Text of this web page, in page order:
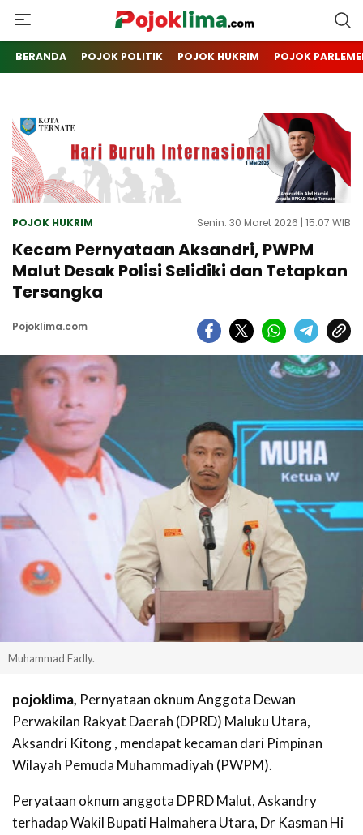
pojoklima.com
Mojokin
BERANDA POJOK POLITIK POJOK HUKRIM POJOK
POJOK HUKRIM Senin. 30 Maret 2026 | 15:07 WIB
Kecam Pernyataan Aksandri, PWPM
Malut Desak Polisi Selidiki dan Tetapkan
Tersangka
Pojoklima.com
Muhammad Fadly.
pojoklima, Pernyataan oknum Anggota Dewan
Perwakilan Rakyat Daerah (DPRD) Maluku Utara,
Aksandri Kitong , mendapat kecaman dari Pimpinan
Wilayah Pemuda Muhammadiyah (PWPM).
Peryataan oknum anggota DPRD Malut, Askandry
terhadap Wakil Bupati Halmahera Utara, Dr Kasman Hi